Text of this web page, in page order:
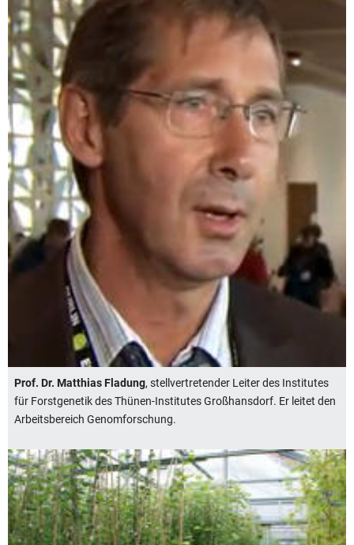
Prof. Dr. Matthias Fladung, stellvertretender Leiter des Institutes
für Forstgenetik des Thünen-Institutes Großhansdorf. Er leitet den
Arbeitsbereich Genomforschung.